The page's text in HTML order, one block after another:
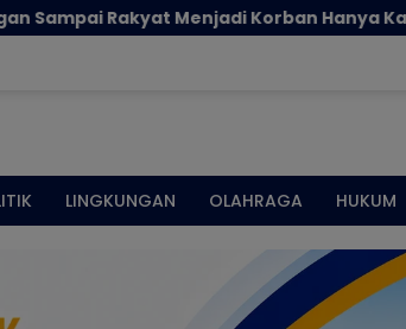
Menjadi Korban Hanya Karena
LINGKUNGAN OLAHRAGA HUKUM